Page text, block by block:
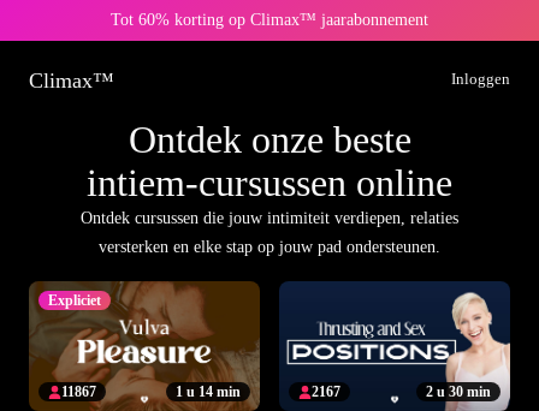
Tot 60% korting op Climax™ jaarabonnement
Climax™ Inloggen
Ontdek onze beste
intiem-cursussen online
Ontdek cursussen die jouw intimiteit verdiepen, relaties
versterken en elke stap op jouw pad ondersteunen.
Expliciet
1 u 14 min
11867 2 u 30 min
2167